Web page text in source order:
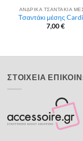
ΑΝΔΡΙΚΑ ΤΣΑΝΤΑΚΙΑ
Τσαντάκι μέσης
7,00€
ΣΤΟΙΧΕΙΑ